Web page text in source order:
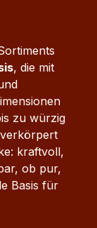
Durch
die
, die mit
zu würzig
kraftvoll,
ob pur,
Basis für